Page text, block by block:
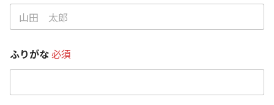
ふりがな必須